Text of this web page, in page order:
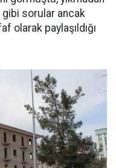
gibi sorular ancak
olarak paylaşıldığı